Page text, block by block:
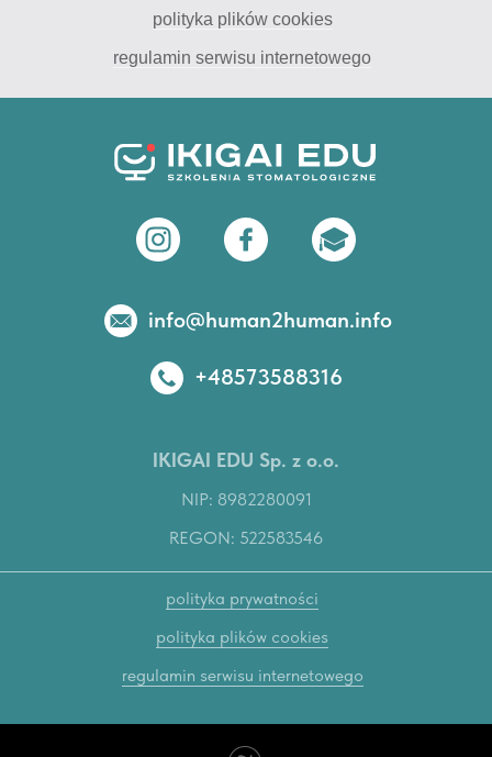
polityka plików cookies
regulamin serwisu internetowego
info@human2human.info
NIP: 8982280091
+48573588316
REGON: 522583546
polityka prywatności
polityka plików cookies
regulamin serwisu internetowego
IKIGAI EDU Sp. z o.o.